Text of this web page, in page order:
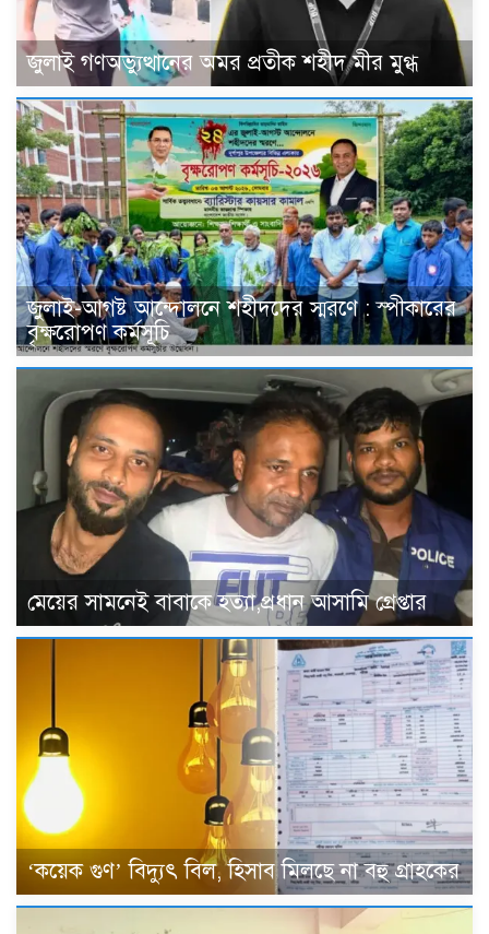
জুলাই গণঅভ্যুত্থানের অমর প্রতীক শহীদ মীর মুগ্ধ
জুলাই-আগষ্ট আন্দোলনে শহীদদের স্মরণে : স্পীকারের
বৃক্ষরোপণ কর্মসূচি
মেয়ের সামনেই বাবাকে হত্যা,প্রধান আসামি গ্রেপ্তার
‘কয়েক গুণ’ বিদ্যুৎ বিল, হিসাব মিলছে না বহু গ্রাহকের